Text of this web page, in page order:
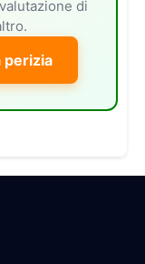
di
perizia